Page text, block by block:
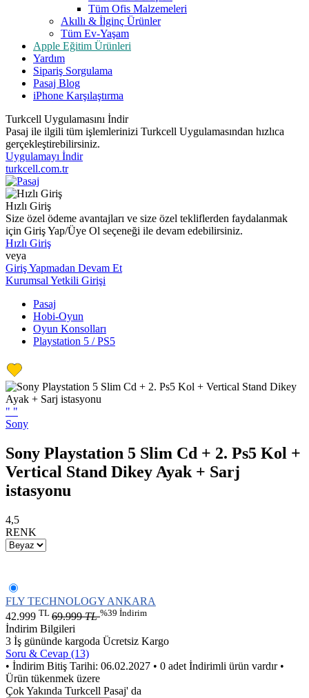
Tüm Ofis Malzemeleri
Akıllı & İlginç Ürünler
Tüm Ev-Yaşam
Apple Eğitim Ürünleri
Yardım
Sipariş Sorgulama
Pasaj Blog
iPhone Karşılaştırma
Turkcell Uygulamasını İndir
Pasaj ile ilgili tüm işlemlerinizi Turkcell Uygulamasından hızlıca
gerçekleştirebilirsiniz.
Uygulamayı İndir
turkcell.com.tr
Hızlı Giriş
Size özel ödeme avantajları ve size özel tekliflerden faydalanmak
için Giriş Yap/Üye Ol seçeneği ile devam edebilirsiniz.
Hızlı Giriş
veya
Giriş Yapmadan Devam Et
Kurumsal Yetkili Girişi
Pasaj
Hobi-Oyun
Oyun Konsolları
Playstation 5 / PS5
" "
Sony
Sony Playstation 5 Slim Cd + 2. Ps5 Kol +
Vertical Stand Dikey Ayak + Sarj
istasyonu
4,5
RENK
FLY TECHNOLOGY ANKARA
42.999 TL 69.999TL%39 İndirim
İndirim Bilgileri
3 İş gününde kargoda Ücretsiz Kargo
Soru & Cevap (13)
• İndirim Bitiş Tarihi: 06.02.2027 • 0 adet İndirimli ürün vardır •
Ürün tükenmek üzere
Çok Yakında Turkcell Pasaj' da